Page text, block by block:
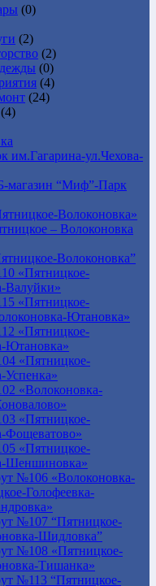
(0)
(2)
(2)
(0)
(4)
(24)
(4)
ул.Чехова-
“Миф”-Парк
Волоконовка»
– Волоконовка
Волоконовка”
«Пятницкое-
Валуйки»
«Пятницкое-
Ютановка»
«Пятницкое-
Ютановка»
«Пятницкое-
Успенка»
«Волоконовка-
«Пятницкое-
Фощеватово»
«Пятницкое-
Шеншиновка»
№106 «Волоконовка-
Голофеевка-
№107 “Пятницкое-
Шидловка”
№108 «Пятницкое-
Тишанка»
№113 “Пятницкое-